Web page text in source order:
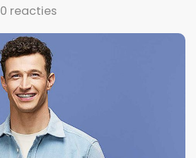
0 reacties